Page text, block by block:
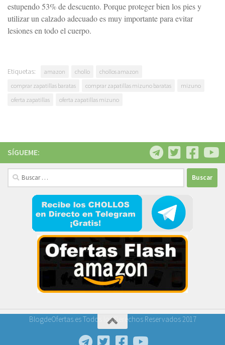
estupendo 53% de descuento. Porque proteger bien los pies y
utilizar un calzado adecuado es muy importante para evitar
lesiones en todo el cuerpo.
Etiquetas: amazon chollo
chollos amazon
comprar zapatillas baratas
comprar zapatillas mizuno baratas
mizuno
oferta zapatillas
oferta zapatillas mizuno
SÍGUEME:
Buscar:
BlogdeOfertas.es Todos los Derechos Reservados 2017